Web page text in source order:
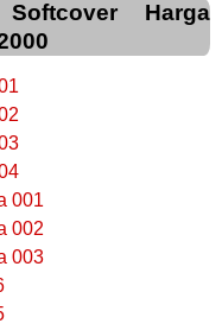
Harga
001
002
003